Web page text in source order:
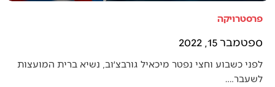
פרסטרויקה
ספטמבר 15, 2022
לפני כשבוע וחצי נפטר מיכאיל גורבצ׳וב, נשיא ברית המועצות
לשעבר.…